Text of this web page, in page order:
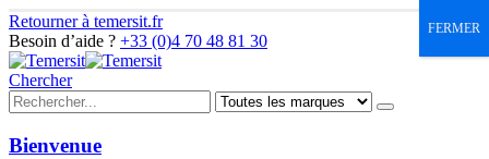
Retourner à temersit.fr
Besoin d’aide ? +33 (0)4 70 48 81 30
Chercher
Bienvenue
FERMER